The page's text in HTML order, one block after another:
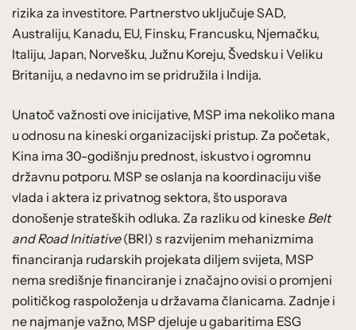
rizika za investitore. Partnerstvo uključuje SAD,
Australiju, Kanadu, EU, Finsku, Francusku, Njemačku,
Italiju, Japan, Norvešku, Južnu Koreju, Švedsku i Veliku
Britaniju, a nedavno im se pridružila i Indija.
Unatoč važnosti ove inicijative, MSP ima nekoliko mana
u odnosu na kineski organizacijski pristup. Za početak,
Kina ima 30-godišnju prednost, iskustvo i ogromnu
državnu potporu. MSP se oslanja na koordinaciju više
vlada i aktera iz privatnog sektora, što usporava
donošenje strateških odluka. Za razliku od kineske Belt
and Road Initiative(BRI) s razvijenim mehanizmima
financiranja rudarskih projekata diljem svijeta, MSP
nema središnje financiranje i značajno ovisi o promjeni
političkog raspoloženja u državama članicama. Zadnje i
ne najmanje važno, MSP djeluje u gabaritima ESG